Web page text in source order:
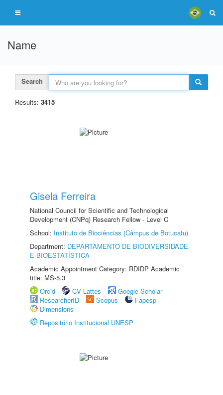
Name
Search
Results: 3415
Gisela Ferreira
National Council for Scientific and Technological
Development (CNPq) Research Fellow - Level C
School: Instituto de Biociências (Câmpus de Botucatu)
Department: DEPARTAMENTO DE BIODIVERSIDADE
E BIOESTATÍSTICA
Academic Appointment Category: RDIDP Academic
title: MS-5.3
Orcid
CV Lattes
Google Scholar
ResearcherID
Scopus
Fapesp
Dimensions
Repositório Institucional UNESP